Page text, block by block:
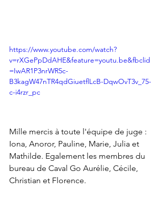
https://www.youtube.com/watch?
v=rXGePpDdAHE&feature=youtu.be&fbclid
=IwAR1P3nrWR5c-
B3kagW47nTR4qdGiuetflLcB-DqwOvT3v_75-
c-i4rzr_pc
Mille mercis à toute l'équipe de juge :
Iona, Anoror, Pauline, Marie, Julia et
Mathilde. Egalement les membres du
bureau de Caval Go Aurélie, Cécile,
Christian et Florence.